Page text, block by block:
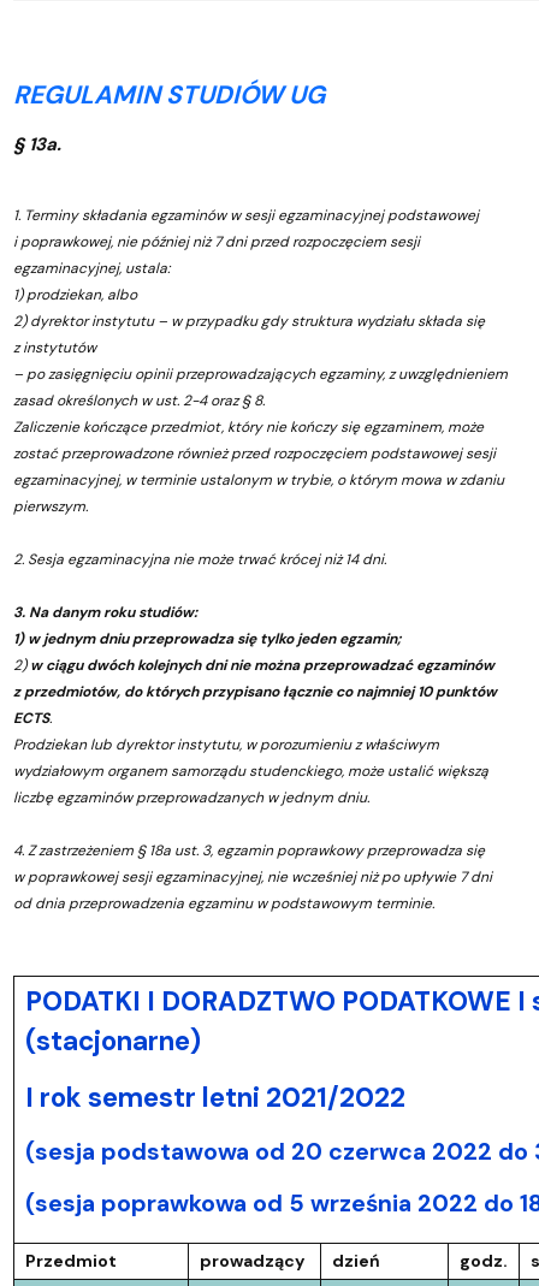
REGULAMIN STUDIÓW UG
§ 13a.
1. Terminy składania egzaminów w sesji egzaminacyjnej podstawowej
i poprawkowej, nie później niż 7 dni przed rozpoczęciem sesji
egzaminacyjnej, ustala:
1) prodziekan, albo
2) dyrektor instytutu – w przypadku gdy struktura wydziału składa się
z instytutów
– po zasięgnięciu opinii przeprowadzających egzaminy, z uwzględnieniem
zasad określonych w ust. 2-4 oraz § 8.
Zaliczenie kończące przedmiot, który nie kończy się egzaminem, może
zostać przeprowadzone również przed rozpoczęciem podstawowej sesji
egzaminacyjnej, w terminie ustalonym w trybie, o którym mowa w zdaniu
pierwszym.
2. Sesja egzaminacyjna nie może trwać krócej niż 14 dni.
3. Na danym roku studiów:
1) w jednym dniu przeprowadza się tylko jeden egzamin;
2)w ciągu dwóch kolejnych dni nie można przeprowadzać egzaminów
z przedmiotów, do których przypisano łącznie co najmniej 10 punktów
ECTS.
Prodziekan lub dyrektor instytutu, w porozumieniu z właściwym
wydziałowym organem samorządu studenckiego, może ustalić większą
liczbę egzaminów przeprowadzanych w jednym dniu.
4. Z zastrzeżeniem § 18a ust. 3, egzamin poprawkowy przeprowadza się
w poprawkowej sesji egzaminacyjnej, nie wcześniej niż po upływie 7 dni
od dnia przeprowadzenia egzaminu w podstawowym terminie.
PODATKI I DORADZTWO PODATKOWE
(stacjonarne)
I rok semestr letni 2021/2022
(sesja podstawowa od 20 czerwca 2022 do
(sesja poprawkowa od 5 września 2022 do
Przedmiot prowadzący dzień godz.